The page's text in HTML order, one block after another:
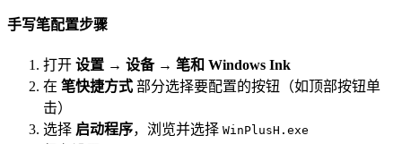
手写笔配置步骤
打开 设置 → 设备→ 笔和 Windows Ink
在 笔快捷方式 部分选择要配置的按钮（如顶部按钮单
击）
选择 启动程序，浏览并选择 WinPlusH.exe